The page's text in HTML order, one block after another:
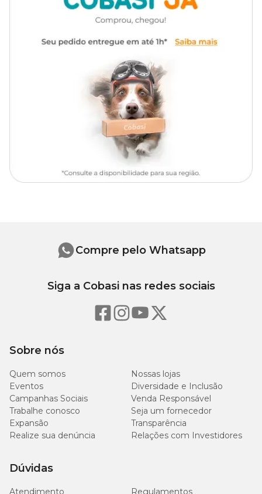
Modo de Uso
Morango Bellokãosobre a pelagem ainda molhada. Massageie
enxágue bem e seque normalmente.
Compre pelo melhor preço na Cobasi!
Condicionador Rinse Morango Bellokão
pelo melhor preço na Cobasi! Brilho, Maciez e Perfume para Seu
Pet! Proporcione um banho mais cheiroso e uma pelagem incrível
Sobre nós
Quem somos
Nossas lojas
Eventos
Diversidade e Inclusão
Campanhas Sociais
Venda Responsável
Trabalhe conosco
Seja um fornecedor
Expansão
Transparência
Realize sua denúncia
Relações com Investidores
Dúvidas
Atendimento
Regulamentos
Compre pelo Whatsapp
Siga a Cobasi nas redes sociais